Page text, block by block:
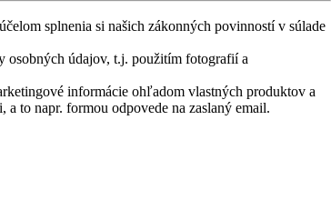
splnenia si našich zákonných povinností v súlade
osobných údajov, t.j. použitím fotografií a
informácie ohľadom vlastných produktov a
to napr. formou odpovede na zaslaný email.